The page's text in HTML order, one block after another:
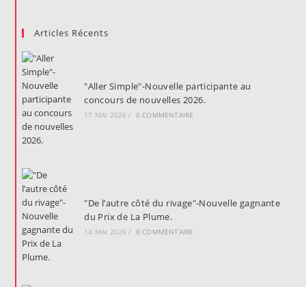
Articles Récents
"Aller Simple"-Nouvelle participante au
concours de nouvelles 2026.
17 MAI 2026 / 0 COMMENTAIRE
"De l’autre côté du rivage"-Nouvelle gagnante
du Prix de La Plume.
14 MAI 2026 / 0 COMMENTAIRE